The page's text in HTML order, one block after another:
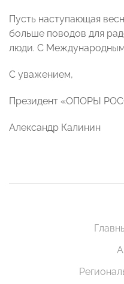
Пусть наступающая
больше поводов для
люди. С
С уважением,
Президент «ОПОРЫ
Александр Калинин